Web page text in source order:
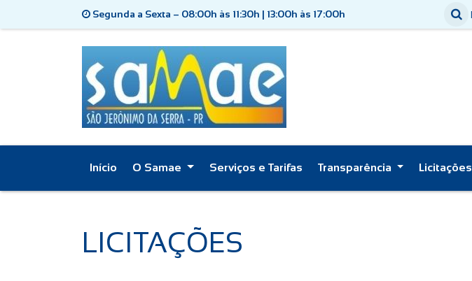
Segunda a Sexta – 08:00h às 11:30h | 13:00h às 17:00h
Início O Samae Serviços e Tarifas Transparência Licitações
LICITAÇÕES